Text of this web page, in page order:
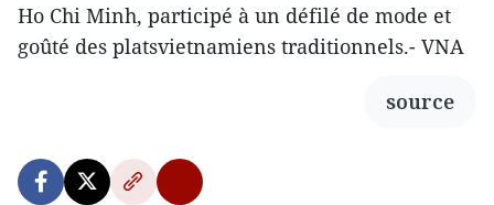
Ho Chi Minh, participé à un défilé de mode et
goûté des platsvietnamiens traditionnels.- VNA
source